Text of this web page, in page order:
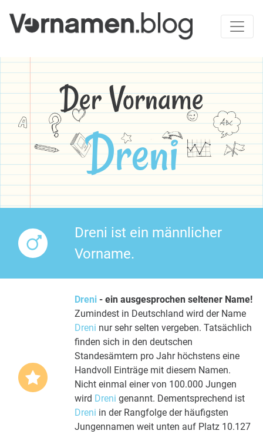
Der Vorname
Dreni
Dreni ist ein männlicher
Vorname.
Dreni - ein ausgesprochen seltener Name!
Zumindest in Deutschland wird der Name
Dreni nur sehr selten vergeben. Tatsächlich
finden sich in den deutschen
Standesämtern pro Jahr höchstens eine
Handvoll Einträge mit diesem Namen.
Nicht einmal einer von 100.000 Jungen
wird Dreni genannt. Dementsprechend ist
Dreni in der Rangfolge der häufigsten
Jungennamen weit unten auf Platz 10.127